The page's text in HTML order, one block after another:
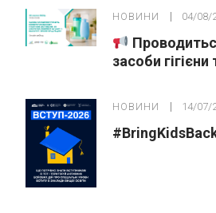
НОВИНИ 04/08/
засоби
НОВИНИ 14/07/